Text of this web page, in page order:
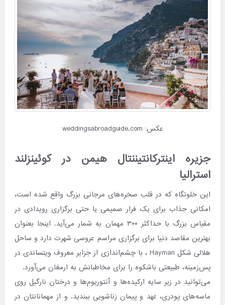
عکس: weddingsabroadguide.com
جزیره اینترکانتیننتال هیمن در کوئینزلند
استرالیا
این خلوتگاه که در قلب صخره‌های مرجانی بزرگ واقع شده است،
امکانی جذاب برای یک فرار صمیمی یا حتی برگزاری رویدادی در
مقیاس بزرگ با حداکثر ۳۰۰ مهمان به شمار می‌آید. اینجا بعنوان
بهترین مقاصد دنیا برای برگزاری مراسم عروسی شهرت دارد و ساحل
هلالی شکل Hayman ، با چشم‌اندازی از جزایر معروف ویتساندی در
پس‌زمینه، طبیعتی باشکوه را برای مخاطبانش به ارمغان می‌آورد.
می‌توانید در زیر سایه ارکیده‌ها و آنتوریوم‌ها و درختان نارگیل روی
ماسه‌های پودری، عهد و پیمان زناشویی ببندید. و از مهمانانتان در